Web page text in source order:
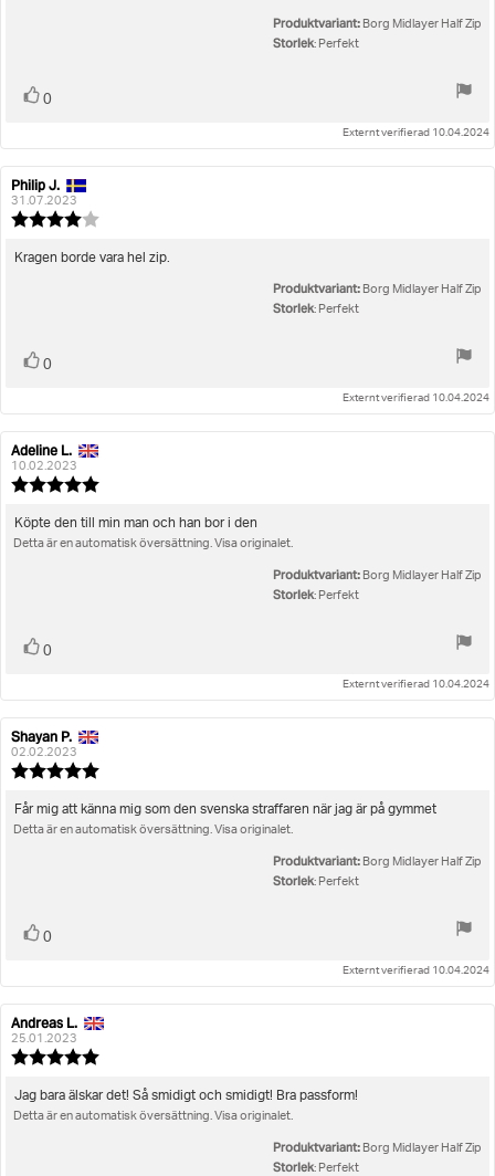
Produktvariant: Borg Midlayer Half Zip
Storlek: Perfekt
Rösta
0
Externt verifierad 10.04.2024
Recensionsförfattare:
Philip J.
31.07.2023
utav
Recensionstext:
Kragen borde vara hel zip.
Produktvariant: Borg Midlayer Half Zip
Storlek: Perfekt
Rösta
0
Externt verifierad 10.04.2024
Recensionsförfattare:
Adeline L.
10.02.2023
utav
Recensionstext:
Köpte den till min man och han bor i den
Detta är en automatisk översättning. Visa originalet.
Produktvariant: Borg Midlayer Half Zip
Storlek: Perfekt
Rösta
0
Externt verifierad 10.04.2024
Recensionsförfattare:
Shayan P.
02.02.2023
utav
Recensionstext:
Får mig att känna mig som den svenska straffaren när jag är på gymmet
Detta är en automatisk översättning. Visa originalet.
Produktvariant: Borg Midlayer Half Zip
Storlek: Perfekt
Rösta
0
Externt verifierad 10.04.2024
Recensionsförfattare:
Andreas L.
25.01.2023
utav
Recensionstext:
Jag bara älskar det! Så smidigt och smidigt! Bra passform!
Detta är en automatisk översättning. Visa originalet.
Produktvariant: Borg Midlayer Half Zip
Storlek: Perfekt